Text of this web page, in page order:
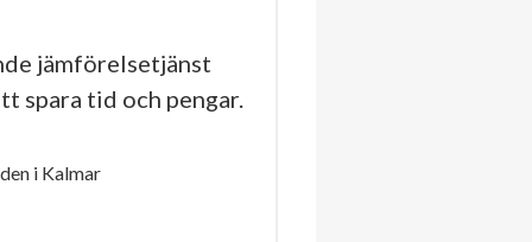
jämförelsetjänst
spara tid och pengar.
i Kalmar